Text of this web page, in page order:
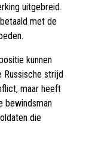
uitgebreid.
met de
kunnen
Russische strijd
maar heeft
bewindsman
die